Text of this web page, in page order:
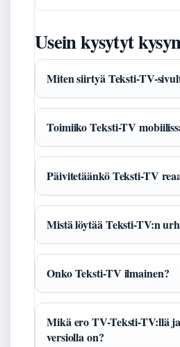
Usein kysytyt
Miten siirtyä Teksti-TV-
Toimiiko Teksti-TV
Päivitetäänkö Teksti-TV
Mistä löytää Teksti-TV:n
Onko Teksti-TV ilmainen?
Mikä ero TV-Teksti-TV:llä
versiolla on?